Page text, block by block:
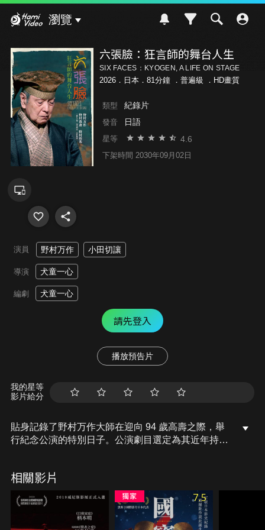
瀏覽
六張臉：狂言師的舞台人生
SIX FACES：KYOGEN, A LIFE ON STAGE
2026．日本．81分鐘 ． 普遍級 ．HD畫質
類型 紀錄片
發音 日語
星等 4.6
下架時間 2030年09月02日
演員 野村万作 小田切讓
導演 犬童一心
編劇 犬童一心
請先登入
播放預告片
我的星等
影片給分
貼身記錄了野村万作大師在迎向 94 歲高壽之際，舉
行紀念公演的特別日子。公演劇目選定為其近年持續
光明，卻在夢中接到地藏要求他「與妻離異」的殘酷
試煉。在視力與摯愛之間，男子面臨人生最艱難的抉
擇。透過精湛的鏡頭語言，不僅完整收錄了這段至高
演藝，更將大師在後台那挺拔、追求極致美感的職人
相關影片
7.5